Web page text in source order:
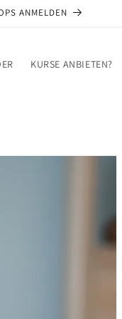
= HUNDERT ZWEI
KURSE ANBIETEN?